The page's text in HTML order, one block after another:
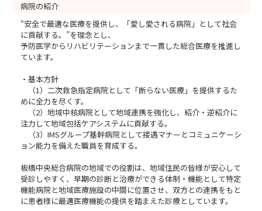
病院の紹介
“安全で最適な医療を提供し、「愛し愛される病院」として社会
に貢献する。”を理念とし、
予防医学からリハビリテーションまで一貫した総合医療を推進し
ています。
・基本方針
（1）二次救急指定病院として「断らない医療」を提供するた
めに全力を尽くす。
（2）地域中核病院として地域連携を強化し、紹介・逆紹介に
注力して地域包括ケアシステムに貢献する。
（3）IMSグループ基幹病院として接遇マナーとコミュニケーシ
ョン能力を備えた職員を育成する。
板橋中央総合病院の地域での役割は、地域住民の皆様が安心して
受診しやすく、早期の診断と治療ができる体制・機能として特定
機能病院と地域医療施設の中間に位置させ、双方との連携をもと
に患者様に最適医療機能の提供を踏まえた診療としています。